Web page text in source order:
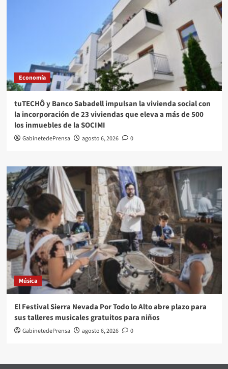
Economía
tuTECHÔ y Banco Sabadell impulsan la vivienda social con
la incorporación de 23 viviendas que eleva a más de 500
los inmuebles de la SOCIMI
GabinetedePrensa agosto 6, 2026 0
Música
El Festival Sierra Nevada Por Todo lo Alto abre plazo para
sus talleres musicales gratuitos para niños
GabinetedePrensa agosto 6, 2026 0